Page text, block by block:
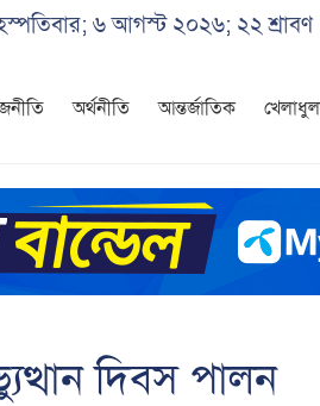
৬ আগস্ট ২০২৬; ২২
অর্থনীতি আন্তর্জাতিক
দিবস পালন